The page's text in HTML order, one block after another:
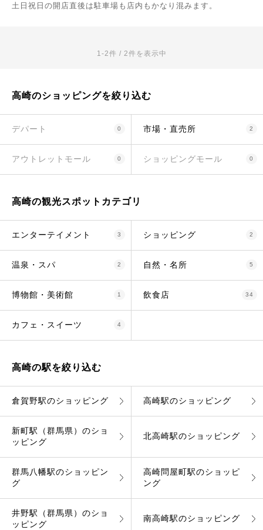
土日祝日の開店直後は駐車場も店内もかなり混みます。
1-2件 / 2件を表示中
高崎のショッピングを絞り込む
デパート 0 市場・直売所 2
アウトレットモール 0 ショッピングモール 0
高崎の観光スポットカテゴリ
エンターテイメント 3 ショッピング 2
温泉・スパ 2 自然・名所 5
博物館・美術館 1 飲食店 34
カフェ・スイーツ 4
高崎の駅を絞り込む
倉賀野駅のショッピング 高崎駅のショッピング
新町駅（群馬県）のショ
ッピング
北高崎駅のショッピング
群馬八幡駅のショッピン
グ
高崎問屋町駅のショッピ
ング
井野駅（群馬県）のショ
ッピング
南高崎駅のショッピング